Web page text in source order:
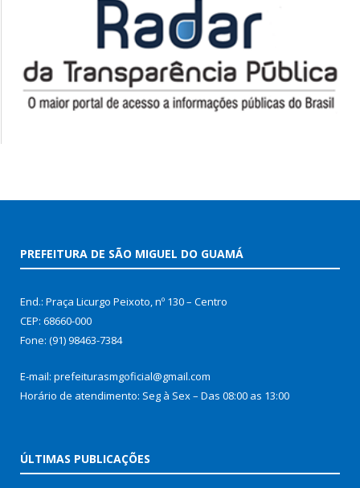
PREFEITURA DE SÃO MIGUEL DO GUAMÁ
End.: Praça Licurgo Peixoto, nº 130 – Centro
CEP: 68660-000
Fone: (91) 98463-7384
E-mail: prefeiturasmgoficial@gmail.com
Horário de atendimento: Seg à Sex – Das 08:00 as 13:00
ÚLTIMAS PUBLICAÇÕES